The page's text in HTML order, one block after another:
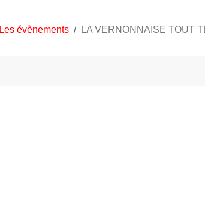
Les évènements LA VERNONNAISE TOUT